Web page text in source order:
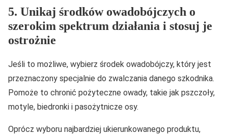
5. Unikaj środków owadobójczych o
szerokim spektrum działania i stosuj je
ostrożnie
Jeśli to możliwe, wybierz środek owadobójczy, który jest
przeznaczony specjalnie do zwalczania danego szkodnika.
Pomoże to chronić pożyteczne owady, takie jak pszczoły,
motyle, biedronki i pasożytnicze osy.
Oprócz wyboru najbardziej ukierunkowanego produktu,